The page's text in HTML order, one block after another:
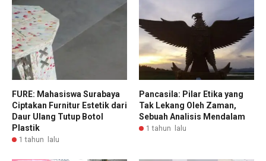
FURE: Mahasiswa Surabaya
Ciptakan Furnitur Estetik dari
Daur Ulang Tutup Botol
Plastik
1 tahun lalu
Pancasila: Pilar Etika yang
Tak Lekang Oleh Zaman,
Sebuah Analisis Mendalam
1 tahun lalu